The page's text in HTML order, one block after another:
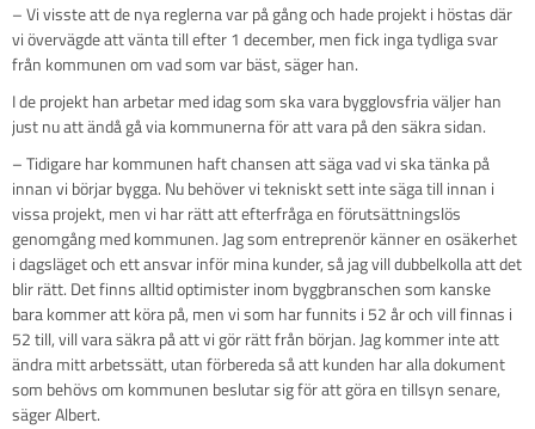
– Vi visste att de nya reglerna var på gång och hade projekt i höstas där
vi övervägde att vänta till efter 1 december, men fick inga tydliga svar
från kommunen om vad som var bäst, säger han.
I de projekt han arbetar med idag som ska vara bygglovsfria väljer han
just nu att ändå gå via kommunerna för att vara på den säkra sidan.
– Tidigare har kommunen haft chansen att säga vad vi ska tänka på
innan vi börjar bygga. Nu behöver vi tekniskt sett inte säga till innan i
vissa projekt, men vi har rätt att efterfråga en förutsättningslös
genomgång med kommunen. Jag som entreprenör känner en osäkerhet
i dagsläget och ett ansvar inför mina kunder, så jag vill dubbelkolla att det
blir rätt. Det finns alltid optimister inom byggbranschen som kanske
bara kommer att köra på, men vi som har funnits i 52 år och vill finnas i
52 till, vill vara säkra på att vi gör rätt från början. Jag kommer inte att
ändra mitt arbetssätt, utan förbereda så att kunden har alla dokument
som behövs om kommunen beslutar sig för att göra en tillsyn senare,
säger Albert.